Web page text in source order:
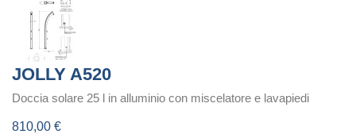
JOLLY A520
Doccia solare 25 l in alluminio con miscelatore e lavapiedi
810,00 €